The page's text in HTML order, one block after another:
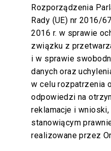
Rozporządzenia
Rady (UE) nr 2016/
2016 r. w sprawie
związku z
i w sprawie
danych oraz
w celu rozpatrzenia
odpowiedzi na
reklamacje i
stanowiącym
realizowane przez